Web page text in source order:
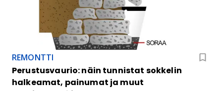
REMONTTI
Perustusvaurio: näin tunnistat sokkelin
halkeamat, painumat ja muut